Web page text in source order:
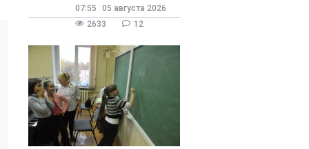
07:55
05 августа 2026
2633
12